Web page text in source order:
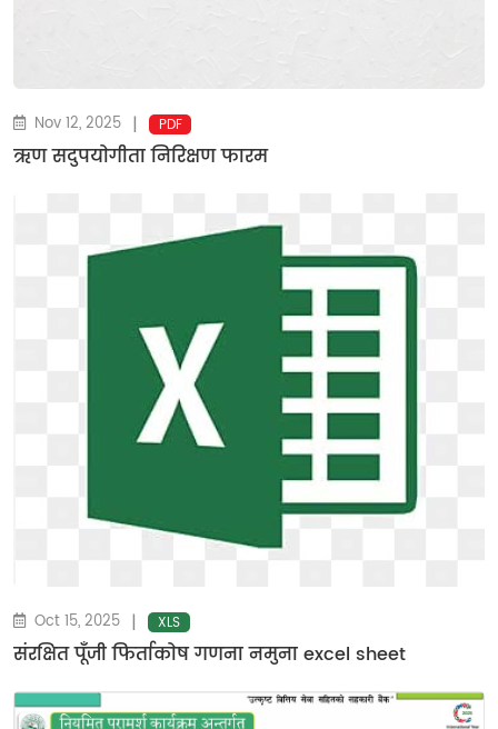
Nov 12, 2025 | PDF
ऋण सदुपयाेगीता निरिक्षण फारम
Oct 15, 2025 | XLS
संरक्षित पूँजी फिर्ताकाेष गणना नमुना excel sheet